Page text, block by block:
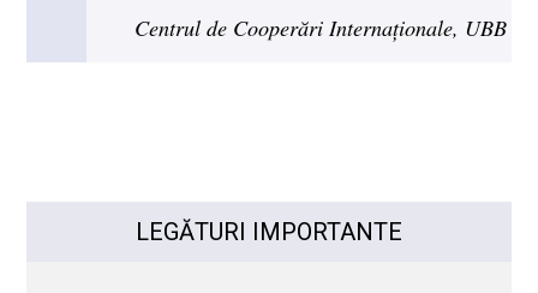
Centrul de Cooperări Internaționale, UBB
LEGĂTURI IMPORTANTE